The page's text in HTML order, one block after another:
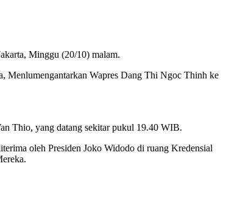
Minggu (20/10) malam.
Menlumengantarkan Wapres Dang Thi Ngoc Thinh ke
Thio, yang datang sekitar pukul 19.40 WIB.
oleh Presiden Joko Widodo di ruang Kredensial